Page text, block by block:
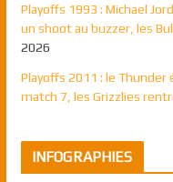
Playoffs 1993 : Michael
un shoot au buzzer, les
2026
Playoffs 2011 : le
match 7, les Grizzlies
INFOGRAPHIES